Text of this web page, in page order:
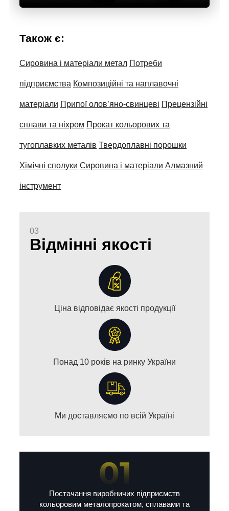
Також є:
Сировина і матеріали метал Потреби
підприємства Композиційні та наплавочні
матеріали Припої олов’яно-свинцеві Прецензійні
сплави та ніхром Прокат кольорових та
тугоплавких металів Твердоплавні порошки
Хімічні сполуки Сировина і матеріали Алмазний
інструмент
03
Відмінні якості
Ціна відповідає якості продукції
Понад 10 років на ринку України
Ми доставляємо по всій Україні
Постачання виробничих підприємств
кольоровим металопрокатом, сплавами та